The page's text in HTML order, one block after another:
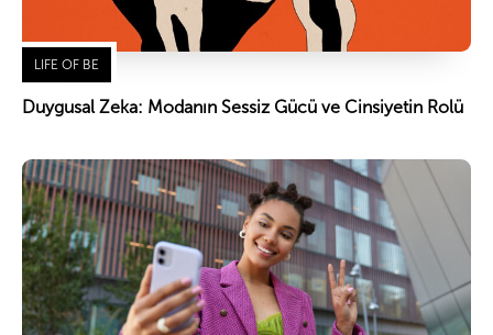
LIFE OF BE
Duygusal Zeka: Modanın Sessiz Gücü ve Cinsiyetin Rolü